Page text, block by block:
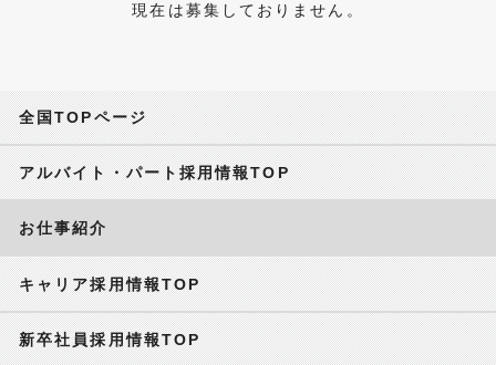
現在は募集しておりません。
全国TOPページ
アルバイト・パート採用情報TOP
お仕事紹介
キャリア採用情報TOP
新卒社員採用情報TOP